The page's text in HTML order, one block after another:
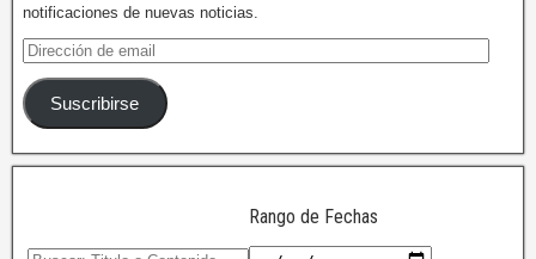
notificaciones de nuevas noticias.
Suscribirse
Rango de Fechas